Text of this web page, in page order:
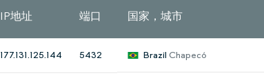
IP地址 端口 国家，城市
177.131.125.144 5432 Brazil Chapecó